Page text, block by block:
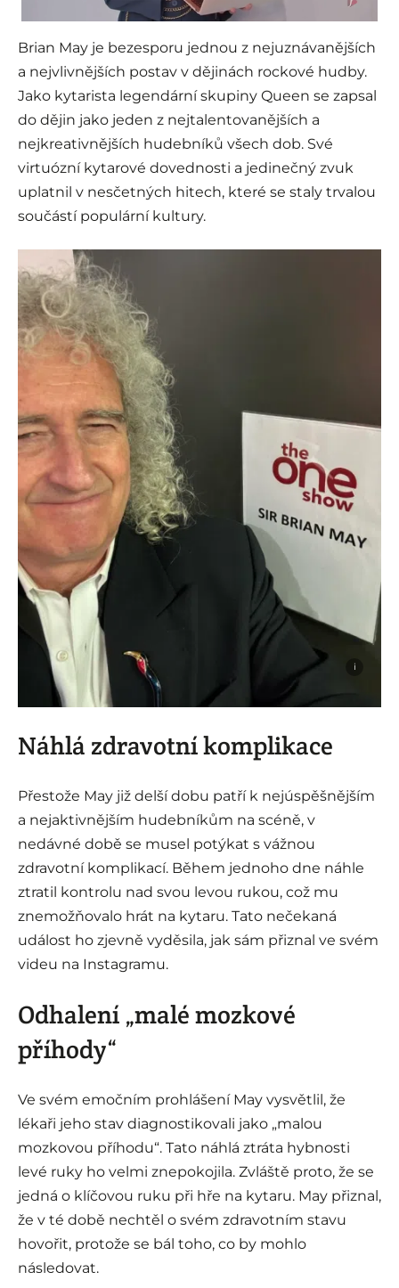
Brian May je bezesporu jednou z nejuznávanějších
a nejvlivnějších postav v dějinách rockové hudby.
Jako kytarista legendární skupiny Queen se zapsal
do dějin jako jeden z nejtalentovanějších a
nejkreativnějších hudebníků všech dob. Své
virtuózní kytarové dovednosti a jedinečný zvuk
uplatnil v nesčetných hitech, které se staly trvalou
součástí populární kultury.
i
Náhlá zdravotní komplikace
Přestože May již delší dobu patří k nejúspěšnějším
a nejaktivnějším hudebníkům na scéně, v
nedávné době se musel potýkat s vážnou
zdravotní komplikací. Během jednoho dne náhle
ztratil kontrolu nad svou levou rukou, což mu
znemožňovalo hrát na kytaru. Tato nečekaná
událost ho zjevně vyděsila, jak sám přiznal ve svém
videu na Instagramu.
Odhalení „malé mozkové
příhody“
Ve svém emočním prohlášení May vysvětlil, že
lékaři jeho stav diagnostikovali jako „malou
mozkovou příhodu“. Tato náhlá ztráta hybnosti
levé ruky ho velmi znepokojila. Zvláště proto, že se
jedná o klíčovou ruku při hře na kytaru. May přiznal,
že v té době nechtěl o svém zdravotním stavu
hovořit, protože se bál toho, co by mohlo
následovat.